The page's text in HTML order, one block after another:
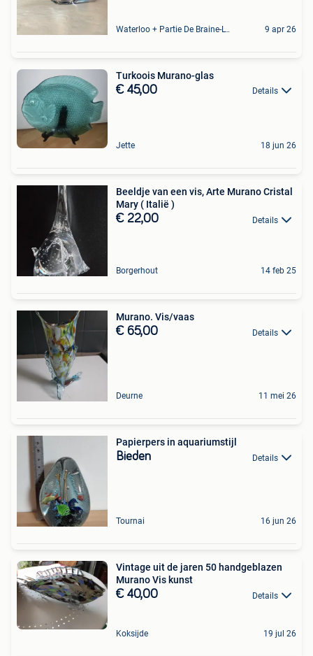
Waterloo + Partie De Braine-L'Alleud, De Ohain 9 apr 26
Turkoois Murano-glas
€ 45,00 Details
Jette 18 jun 26
Beeldje van een vis, Arte Murano Cristal
Mary ( Italië )
€ 22,00 Details
Borgerhout 14 feb 25
Murano. Vis/vaas
€ 65,00 Details
Deurne 11 mei 26
Papierpers in aquariumstijl
Bieden Details
Tournai 16 jun 26
Vintage uit de jaren 50 handgeblazen
Murano Vis kunst
€ 40,00 Details
Koksijde 19 jul 26